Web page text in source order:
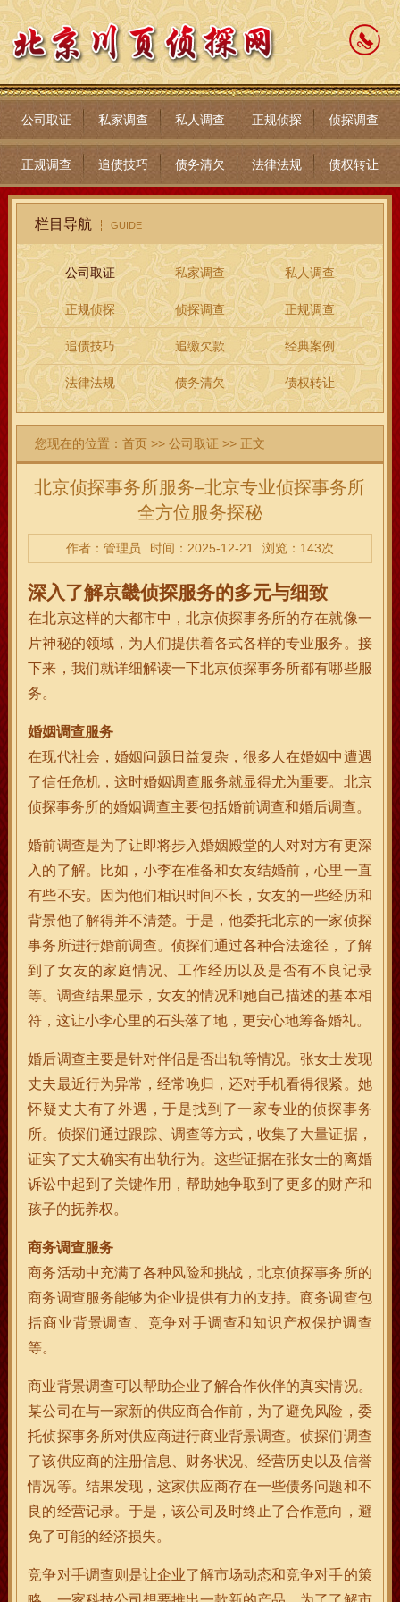
公司取证 私家调查 私人调查 正规侦探 侦探调查
正规调查 追债技巧 债务清欠 法律法规 债权转让
栏目导航 GUIDE
公司取证 私家调查 私人调查
正规侦探 侦探调查 正规调查
追债技巧 追缴欠款 经典案例
法律法规 债务清欠 债权转让
您现在的位置：首页 >>公司取证 >> 正文
北京侦探事务所服务–北京专业侦探事务所
全方位服务探秘
作者：管理员 时间：2025-12-21 浏览：143次
深入了解京畿侦探服务的多元与细致
在北京这样的大都市中，北京侦探事务所的存在就像一
片神秘的领域，为人们提供着各式各样的专业服务。接
下来，我们就详细解读一下北京侦探事务所都有哪些服
务。
婚姻调查服务
在现代社会，婚姻问题日益复杂，很多人在婚姻中遭遇
了信任危机，这时婚姻调查服务就显得尤为重要。北京
侦探事务所的婚姻调查主要包括婚前调查和婚后调查。
婚前调查是为了让即将步入婚姻殿堂的人对对方有更深
入的了解。比如，小李在准备和女友结婚前，心里一直
有些不安。因为他们相识时间不长，女友的一些经历和
背景他了解得并不清楚。于是，他委托北京的一家侦探
事务所进行婚前调查。侦探们通过各种合法途径，了解
到了女友的家庭情况、工作经历以及是否有不良记录
等。调查结果显示，女友的情况和她自己描述的基本相
符，这让小李心里的石头落了地，更安心地筹备婚礼。
婚后调查主要是针对伴侣是否出轨等情况。张女士发现
丈夫最近行为异常，经常晚归，还对手机看得很紧。她
怀疑丈夫有了外遇，于是找到了一家专业的侦探事务
所。侦探们通过跟踪、调查等方式，收集了大量证据，
证实了丈夫确实有出轨行为。这些证据在张女士的离婚
诉讼中起到了关键作用，帮助她争取到了更多的财产和
孩子的抚养权。
商务调查服务
商务活动中充满了各种风险和挑战，北京侦探事务所的
商务调查服务能够为企业提供有力的支持。商务调查包
括商业背景调查、竞争对手调查和知识产权保护调查
等。
商业背景调查可以帮助企业了解合作伙伴的真实情况。
某公司在与一家新的供应商合作前，为了避免风险，委
托侦探事务所对供应商进行商业背景调查。侦探们调查
了该供应商的注册信息、财务状况、经营历史以及信誉
情况等。结果发现，这家供应商存在一些债务问题和不
良的经营记录。于是，该公司及时终止了合作意向，避
免了可能的经济损失。
竞争对手调查则是让企业了解市场动态和竞争对手的策